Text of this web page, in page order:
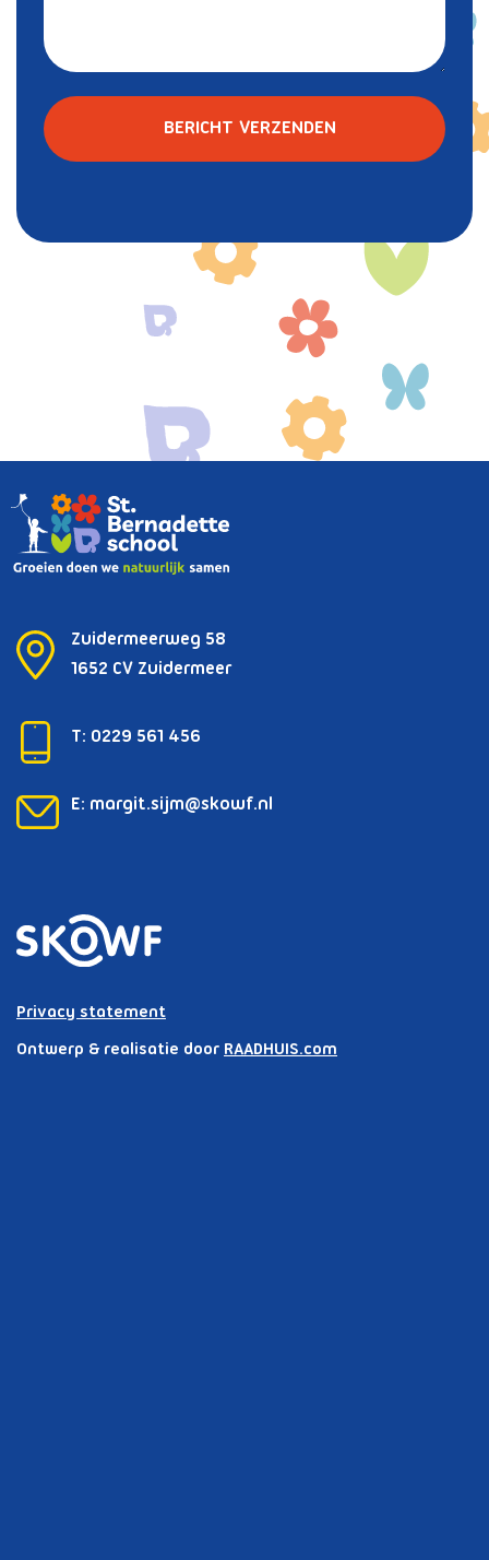
Zuidermeerweg 58
1652 CV Zuidermeer
T: 0229 561 456
E: margit.sijm@skowf.nl
Privacy statement
Ontwerp & realisatie door RAADHUIS.com